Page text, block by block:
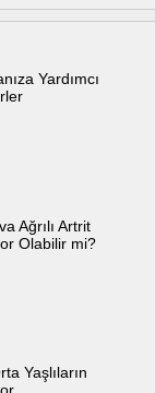
Yardımcı
Ağrılı Artrit
Olabilir mi?
Yaşlıların